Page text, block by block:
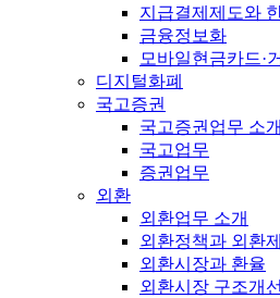
지급결제제도와
금융정보화
모바일현금카드·
디지털화폐
국고증권
국고증권업무 소개
국고업무
증권업무
외환
외환업무 소개
외환정책과 외환
외환시장과 환율
외환시장 구조개선